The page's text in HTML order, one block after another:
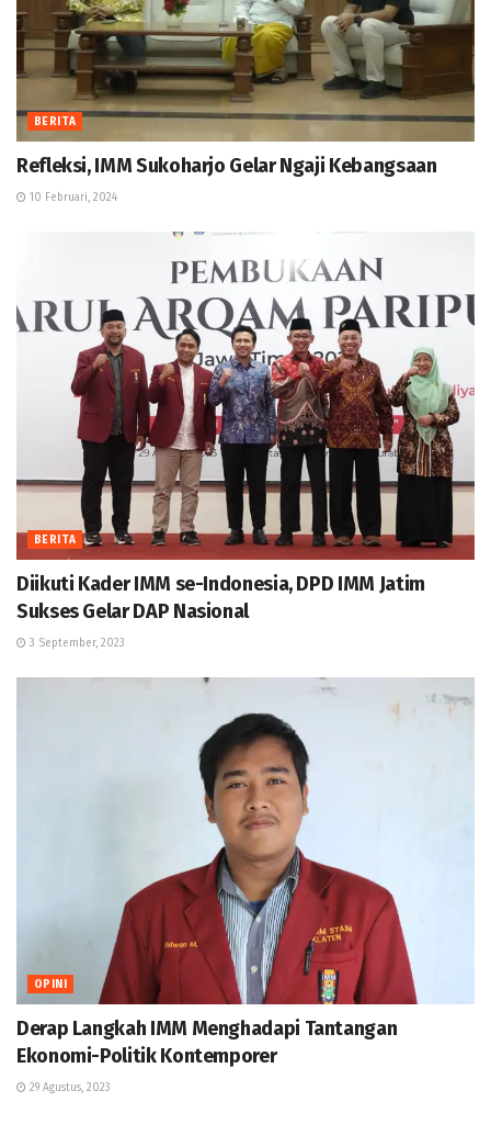
BERITA
Refleksi, IMM Sukoharjo Gelar Ngaji Kebangsaan
10 Februari, 2024
BERITA
Diikuti Kader IMM se-Indonesia, DPD IMM Jatim
Sukses Gelar DAP Nasional
3 September, 2023
OPINI
Derap Langkah IMM Menghadapi Tantangan
Ekonomi-Politik Kontemporer
29 Agustus, 2023